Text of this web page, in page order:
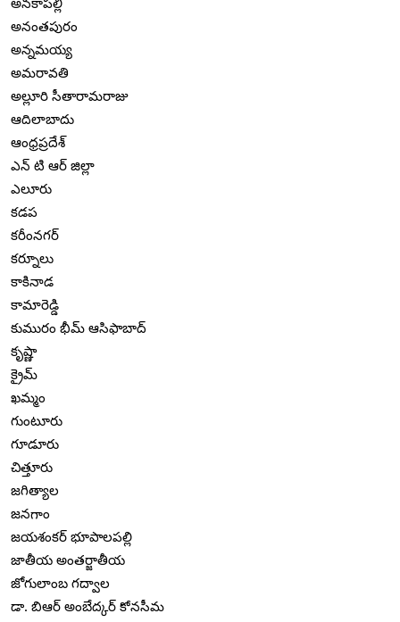
అనకాపల్లి
అనంతపురం
అన్నమయ్య
అమరావతి
అల్లూరి సీతారామరాజు
ఆదిలాబాదు
ఆంధ్రప్రదేశ్
ఎన్ టి ఆర్ జిల్లా
ఎలూరు
కడప
కరీంనగర్
కర్నూలు
కాకినాడ
కామారెడ్డి
కుమురం భీమ్ ఆసిఫాబాద్
కృష్ణా
క్రైమ్
ఖమ్మం
గుంటూరు
గూడూరు
చిత్తూరు
జగిత్యాల
జనగాం
జయశంకర్ భూపాలపల్లి
జాతీయ అంతర్జాతీయ
జోగులాంబ గద్వాల
డా. బిఆర్ అంబేద్కర్ కోనసీమ